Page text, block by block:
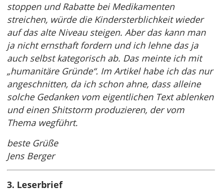
stoppen und Rabatte bei Medikamenten
streichen, würde die Kindersterblichkeit wieder
auf das alte Niveau steigen. Aber das kann man
ja nicht ernsthaft fordern und ich lehne das ja
auch selbst kategorisch ab. Das meinte ich mit
„humanitäre Gründe“. Im Artikel habe ich das nur
angeschnitten, da ich schon ahne, dass alleine
solche Gedanken vom eigentlichen Text ablenken
und einen Shitstorm produzieren, der vom
Thema wegführt.
beste Grüße
Jens Berger
3. Leserbrief